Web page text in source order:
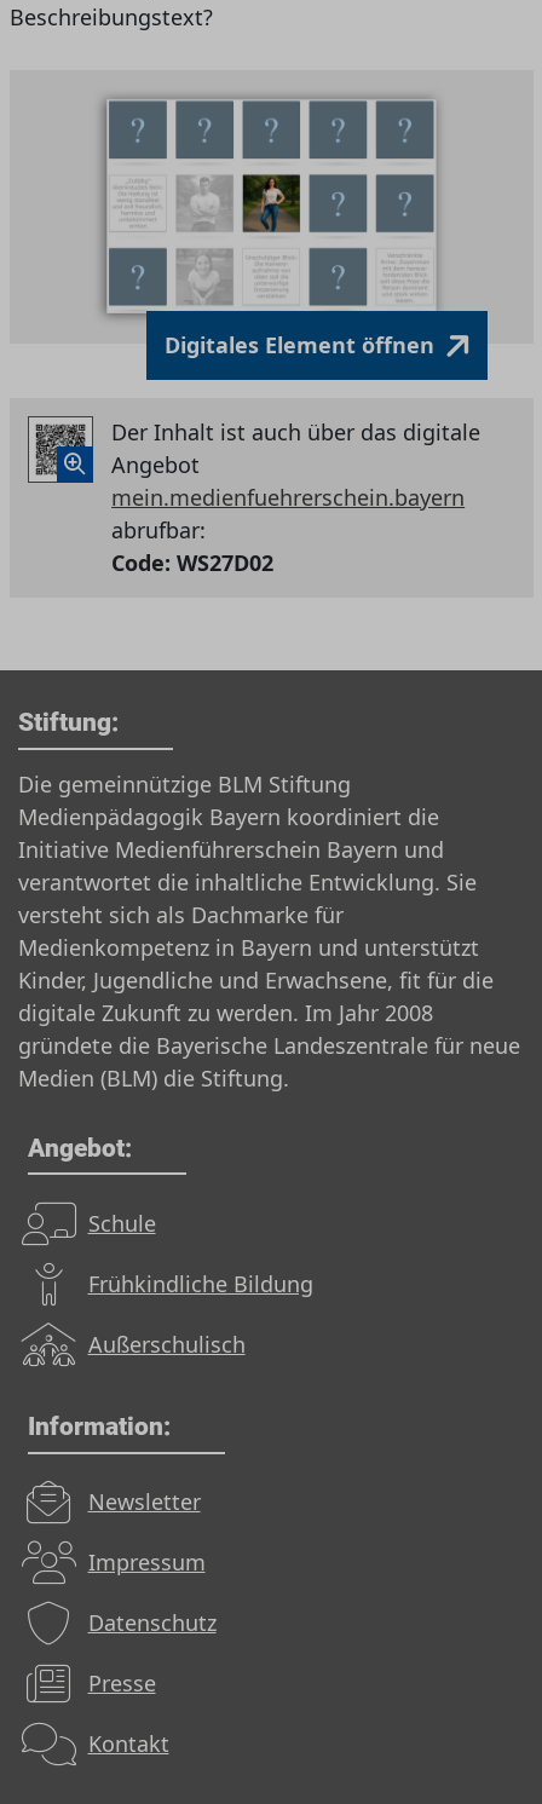
Beschreibungstext?
Digitales Element öffnen
Der Inhalt ist auch über das digitale
Angebot
mein.medienfuehrerschein.bayern
abrufbar:
Code:WS27D02
Stiftung:
Die gemeinnützige BLM Stiftung
Medienpädagogik Bayern koordiniert die
Initiative Medienführerschein Bayern und
verantwortet die inhaltliche Entwicklung. Sie
versteht sich als Dachmarke für
Medienkompetenz in Bayern und unterstützt
Kinder, Jugendliche und Erwachsene, fit für die
digitale Zukunft zu werden. Im Jahr 2008
gründete die Bayerische Landeszentrale für neue
Medien (BLM) die Stiftung.
Angebot:
Schule
Frühkindliche Bildung
Außerschulisch
Information:
Newsletter
Impressum
Datenschutz
Presse
Kontakt